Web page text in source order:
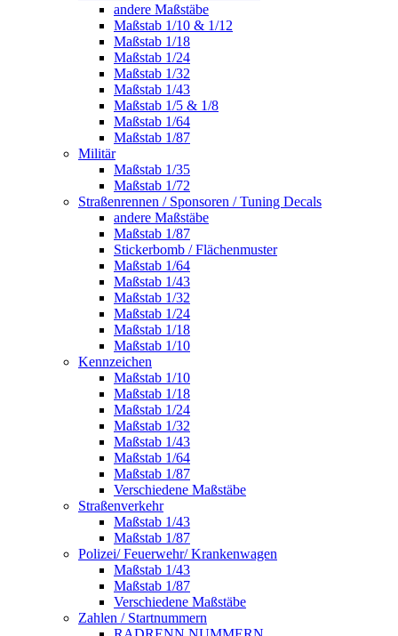
andere Maßstäbe
Maßstab 1/10 & 1/12
Maßstab 1/18
Maßstab 1/24
Maßstab 1/32
Maßstab 1/43
Maßstab 1/5 & 1/8
Maßstab 1/64
Maßstab 1/87
Militär
Maßstab 1/35
Maßstab 1/72
Straßenrennen / Sponsoren / Tuning Decals
andere Maßstäbe
Maßstab 1/87
Stickerbomb / Flächenmuster
Maßstab 1/64
Maßstab 1/43
Maßstab 1/32
Maßstab 1/24
Maßstab 1/18
Maßstab 1/10
Kennzeichen
Maßstab 1/10
Maßstab 1/18
Maßstab 1/24
Maßstab 1/32
Maßstab 1/43
Maßstab 1/64
Maßstab 1/87
Verschiedene Maßstäbe
Straßenverkehr
Maßstab 1/43
Maßstab 1/87
Polizei/ Feuerwehr/ Krankenwagen
Maßstab 1/43
Maßstab 1/87
Verschiedene Maßstäbe
Zahlen / Startnummern